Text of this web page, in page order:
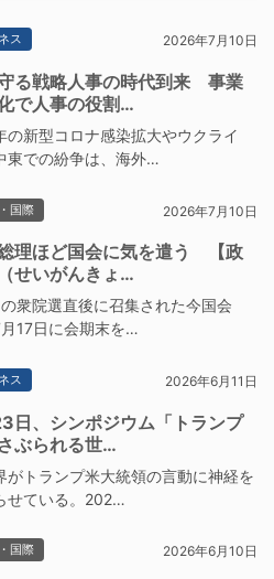
ス 2026年7月10日
る戦略人事の時代到来 事業
で人事の役割…
新型コロナ感染拡大やウクライ
東での紛争は、海外…
国際 2026年7月10日
理ほど国会に気を遣う 【政
せいがんきょ…
衆院選直後に召集された今国会
17日に会期末を…
ス 2026年6月11日
日、シンポジウム「トランプ
ぶられる世…
トランプ米大統領の言動に神経を
せている。202…
国際 2026年6月10日